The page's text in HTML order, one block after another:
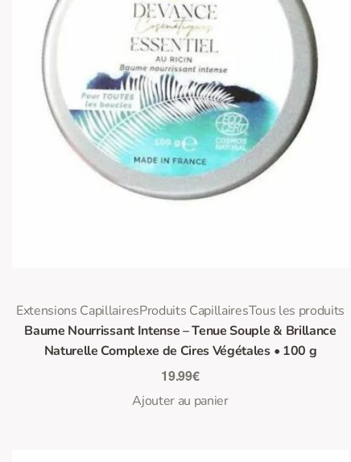
Note sur 5
Extensions CapillairesProduits CapillairesTous les produits
Baume Nourrissant Intense – Tenue Souple & Brillance
Naturelle Complexe de Cires Végétales • 100 g
19.99€
Ajouter au panier